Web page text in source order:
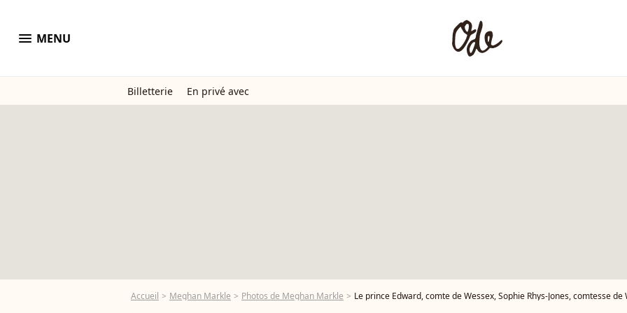
menu MENU
Billetterie En privé avec
Accueil Meghan Markle Photos de Meghan Markle Le prince Edward, comte de Wessex, Sophie Rhys-Jones, comtesse de Wessex, Le prince Harry, duc de Sussex, Meghan Markle, duchesse de Sussex - La famille royale